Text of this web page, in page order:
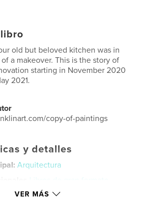
old but beloved kitchen was in
a makeover. This is the story of
starting in November 2020
2021.
copy-of-paintings
y detalles
Arquitectura
Libros de gran formato
fotografía
VER MÁS